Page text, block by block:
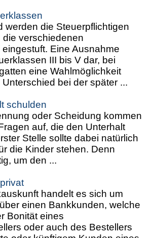
werden die Steuerpflichtigen
die verschiedenen
Eine Ausnahme
III bis V dar, bei
eine Wahlmöglichkeit
bei der später ...
schulden
oder Scheidung kommen
auf, die den Unterhalt
Stelle sollte dabei natürlich
die Kinder stehen. Denn
um den ...
handelt es sich um
einen Bankkunden, welche
Bonität eines
oder auch des Bestellers